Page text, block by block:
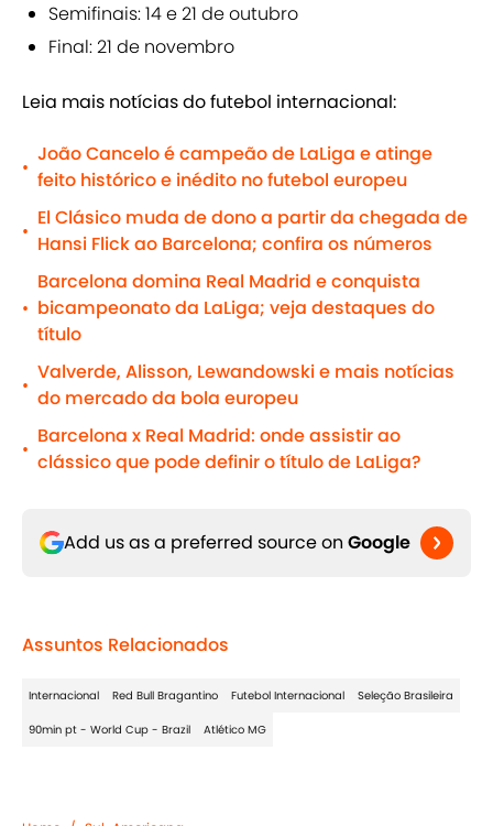
Semifinais: 14 e 21 de outubro
Final: 21 de novembro
Leia mais notícias do futebol internacional:
•
João Cancelo é campeão de LaLiga e atinge
feito histórico e inédito no futebol europeu
•
El Clásico muda de dono a partir da chegada de
Hansi Flick ao Barcelona; confira os números
•
Barcelona domina Real Madrid e conquista
bicampeonato da LaLiga; veja destaques do
título
•
Valverde, Alisson, Lewandowski e mais notícias
do mercado da bola europeu
•
Barcelona x Real Madrid: onde assistir ao
clássico que pode definir o título de LaLiga?
Add us as a preferred source on Google
Assuntos Relacionados
Internacional Red Bull Bragantino Futebol Internacional Seleção Brasileira
90min pt - World Cup - Brazil Atlético MG